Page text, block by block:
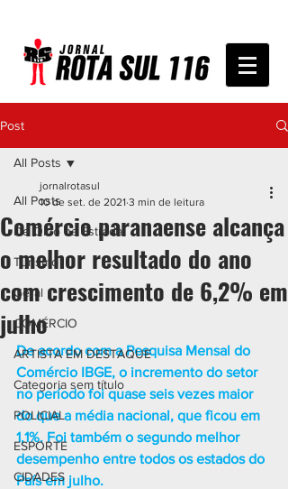
Post
All Posts
De Olho na Estrada
Turismo
Geral
COMÉRCIO
ARTISTA EM DESTAQUE
Categoria sem título
POLICIAL
ESPORTE
CIDADES
All Posts
Comércio paranaense alcança
o melhor resultado do ano
com crescimento de 6,2% em
julho
jornalrotasul
10 de set. de 2021 3 min de leitura
De acordo com a Pesquisa Mensal do
Comércio IBGE, o incremento do setor
no período foi quase seis vezes maior
do que a média nacional, que ficou em
1,1%. Foi também o segundo melhor
desempenho entre todos os estados do
País em julho.